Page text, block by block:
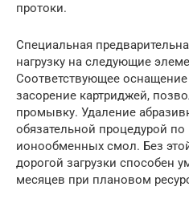
протоки.
Специальная
нагрузку на следующие
Соответствующее
засорение картриджей,
промывку. Удаление
обязательной процедурой
ионообменных смол. Без
дорогой загрузки способен
месяцев при плановом